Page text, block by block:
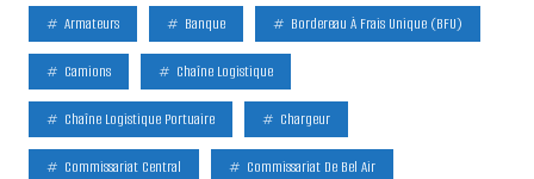
Armateurs Banque Bordereau À Frais Unique (BFU)
Camions Chaîne Logistique
Chaîne Logistique Portuaire Chargeur
Commissariat Central Commissariat De Bel Air